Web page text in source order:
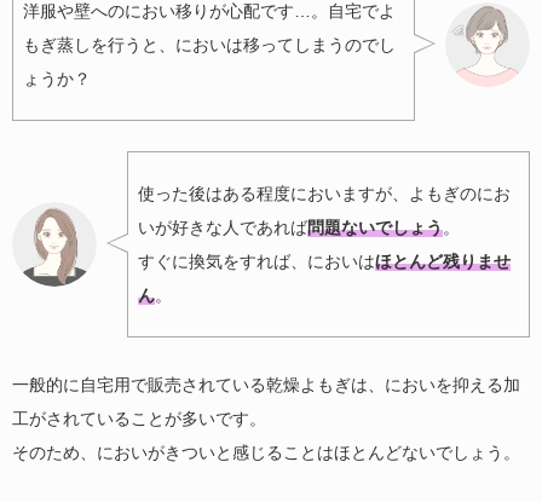
洋服や壁へのにおい移りが心配です…。自宅でよ
もぎ蒸しを行うと、においは移ってしまうのでし
ょうか？
使った後はある程度においますが、よもぎのにお
いが好きな人であれば問題ないでしょう。
すぐに換気をすれば、においはほとんど残りませ
ん。
一般的に自宅用で販売されている乾燥よもぎは、においを抑える加
工がされていることが多いです。
そのため、においがきついと感じることはほとんどないでしょう。